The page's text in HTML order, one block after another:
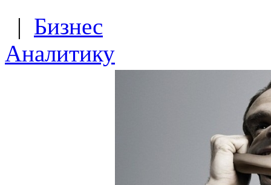
| Бизнес
Аналитику